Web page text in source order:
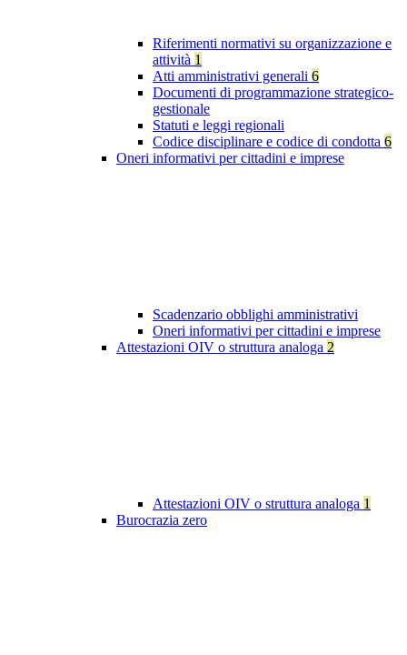
Riferimenti normativi su organizzazione e
attività 1
Atti amministrativi generali 6
Documenti di programmazione strategico-
gestionale
Statuti e leggi regionali
Codice disciplinare e codice di condotta 6
Oneri informativi per cittadini e imprese
Scadenzario obblighi amministrativi
Oneri informativi per cittadini e imprese
Attestazioni OIV o struttura analoga 2
Attestazioni OIV o struttura analoga 1
Burocrazia zero